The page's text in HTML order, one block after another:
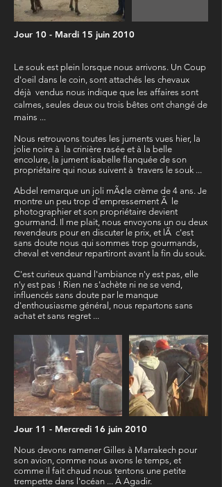
Jour 10 - Mardi 15 juin 2010
Le souk est plein lorsque nous arrivons. Un Coup
d'oeil dans le coin, sont attachés les chevaux
déjà vendus nous indique que les affaires sont
calmes, seules deux ou trois bêtes ont changé de
mains ...
Nous retrouvons toutes les juments vues hier, la
jolie noire à la crinière rasée et à la belle
encolure, la jument isabelle flanquée de son
propriétaire qui nous suivent à travers le souk ...
Abdel remarque un joli mÃ¢le crème de 4 ans. Je
montre un peu trop d'empressement Ã le
photographier et son propriétaire devient
gourmand. Il me plait, nous envoyons un ou deux
revendeurs pour en discuter le prix, et lÃ c'est
sans doute nous qui sommes trop gourmands,
cheval et vendeur repartiront avant la fin du souk.
C'est curieux quand l'ambiance n'y est pas, elle
n'y est pas ! Rien ne s'achète ni ne se vend,
influencés sans doute par le manque
d'enthousiasme général, nous repartons sans
achat et sans regret ...
Jour 11 - Mercredi 16 juin 2010
Nous devons ramener Gilles à Marrakech pour
son avion, comme nous avons le temps, et
comme il fait chaud nous tentons une petite
trempette dans l'océan ... À Agadir.